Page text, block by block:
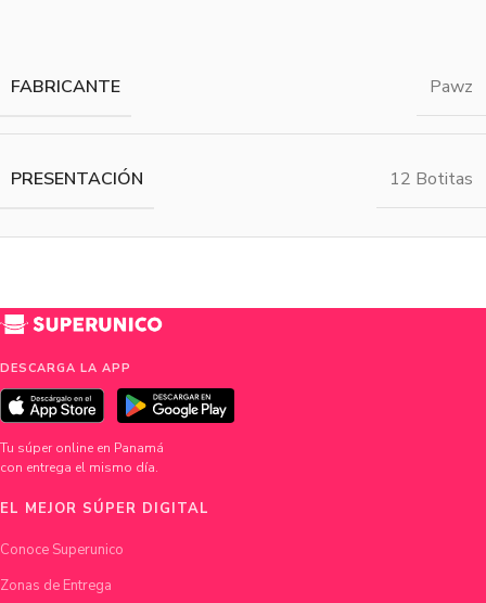
FABRICANTE Pawz
PRESENTACIÓN 12 Botitas
DESCARGA LA APP
Tu súper online en Panamá
con entrega el mismo día.
EL MEJOR SÚPER DIGITAL
Conoce Superunico
Zonas de Entrega